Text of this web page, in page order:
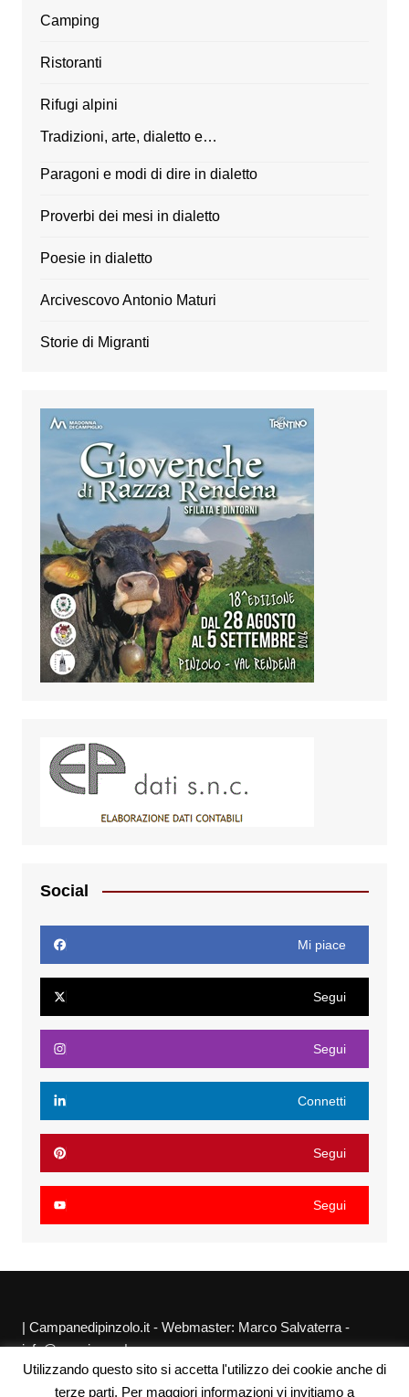
Camping
Ristoranti
Rifugi alpini
Tradizioni, arte, dialetto e…
Paragoni e modi di dire in dialetto
Proverbi dei mesi in dialetto
Poesie in dialetto
Arcivescovo Antonio Maturi
Storie di Migranti
Social
Mi piace
Segui
Segui
Connetti
Segui
Segui
| Campanedipinzolo.it - Webmaster: Marco Salvaterra -
info@agraria.org |
Chi siamo Privacy Policy Sitemap Link utili
Utilizzando questo sito si accetta l'utilizzo dei cookie anche di
terze parti. Per maggiori informazioni vi invitiamo a